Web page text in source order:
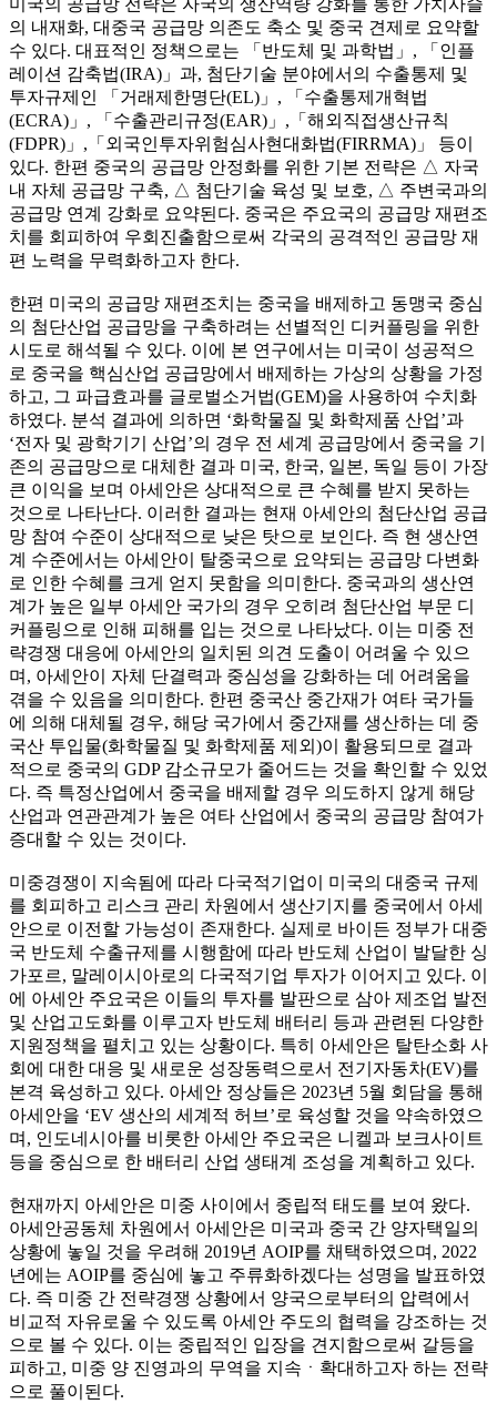
미국의 공급망 전략은 자국의 생산역량 강화를 통한 가치사슬
의 내재화, 대중국 공급망 의존도 축소 및 중국 견제로 요약할
수 있다. 대표적인 정책으로는 「반도체 및 과학법」, 「인플
레이션 감축법(IRA)」과, 첨단기술 분야에서의 수출통제 및
투자규제인 「거래제한명단(EL)」, 「수출통제개혁법
(ECRA)」, 「수출관리규정(EAR)」,「해외직접생산규칙
(FDPR)」,「외국인투자위험심사현대화법(FIRRMA)」 등이
있다. 한편 중국의 공급망 안정화를 위한 기본 전략은 △ 자국
내 자체 공급망 구축, △ 첨단기술 육성 및 보호, △ 주변국과의
공급망 연계 강화로 요약된다. 중국은 주요국의 공급망 재편조
치를 회피하여 우회진출함으로써 각국의 공격적인 공급망 재
편 노력을 무력화하고자 한다.
한편 미국의 공급망 재편조치는 중국을 배제하고 동맹국 중심
의 첨단산업 공급망을 구축하려는 선별적인 디커플링을 위한
시도로 해석될 수 있다. 이에 본 연구에서는 미국이 성공적으
로 중국을 핵심산업 공급망에서 배제하는 가상의 상황을 가정
하고, 그 파급효과를 글로벌소거법(GEM)을 사용하여 수치화
하였다. 분석 결과에 의하면 ‘화학물질 및 화학제품 산업’과
‘전자 및 광학기기 산업’의 경우 전 세계 공급망에서 중국을 기
존의 공급망으로 대체한 결과 미국, 한국, 일본, 독일 등이 가장
큰 이익을 보며 아세안은 상대적으로 큰 수혜를 받지 못하는
것으로 나타난다. 이러한 결과는 현재 아세안의 첨단산업 공급
망 참여 수준이 상대적으로 낮은 탓으로 보인다. 즉 현 생산연
계 수준에서는 아세안이 탈중국으로 요약되는 공급망 다변화
로 인한 수혜를 크게 얻지 못함을 의미한다. 중국과의 생산연
계가 높은 일부 아세안 국가의 경우 오히려 첨단산업 부문 디
커플링으로 인해 피해를 입는 것으로 나타났다. 이는 미중 전
략경쟁 대응에 아세안의 일치된 의견 도출이 어려울 수 있으
며, 아세안이 자체 단결력과 중심성을 강화하는 데 어려움을
겪을 수 있음을 의미한다. 한편 중국산 중간재가 여타 국가들
에 의해 대체될 경우, 해당 국가에서 중간재를 생산하는 데 중
국산 투입물(화학물질 및 화학제품 제외)이 활용되므로 결과
적으로 중국의 GDP 감소규모가 줄어드는 것을 확인할 수 있었
다. 즉 특정산업에서 중국을 배제할 경우 의도하지 않게 해당
산업과 연관관계가 높은 여타 산업에서 중국의 공급망 참여가
증대할 수 있는 것이다.
미중경쟁이 지속됨에 따라 다국적기업이 미국의 대중국 규제
를 회피하고 리스크 관리 차원에서 생산기지를 중국에서 아세
안으로 이전할 가능성이 존재한다. 실제로 바이든 정부가 대중
국 반도체 수출규제를 시행함에 따라 반도체 산업이 발달한 싱
가포르, 말레이시아로의 다국적기업 투자가 이어지고 있다. 이
에 아세안 주요국은 이들의 투자를 발판으로 삼아 제조업 발전
및 산업고도화를 이루고자 반도체 배터리 등과 관련된 다양한
지원정책을 펼치고 있는 상황이다. 특히 아세안은 탈탄소화 사
회에 대한 대응 및 새로운 성장동력으로서 전기자동차(EV)를
본격 육성하고 있다. 아세안 정상들은 2023년 5월 회담을 통해
아세안을 ‘EV 생산의 세계적 허브’로 육성할 것을 약속하였으
며, 인도네시아를 비롯한 아세안 주요국은 니켈과 보크사이트
등을 중심으로 한 배터리 산업 생태계 조성을 계획하고 있다.
현재까지 아세안은 미중 사이에서 중립적 태도를 보여 왔다.
아세안공동체 차원에서 아세안은 미국과 중국 간 양자택일의
상황에 놓일 것을 우려해 2019년 AOIP를 채택하였으며, 2022
년에는 AOIP를 중심에 놓고 주류화하겠다는 성명을 발표하였
다. 즉 미중 간 전략경쟁 상황에서 양국으로부터의 압력에서
비교적 자유로울 수 있도록 아세안 주도의 협력을 강조하는 것
으로 볼 수 있다. 이는 중립적인 입장을 견지함으로써 갈등을
피하고, 미중 양 진영과의 무역을 지속ㆍ확대하고자 하는 전략
으로 풀이된다.